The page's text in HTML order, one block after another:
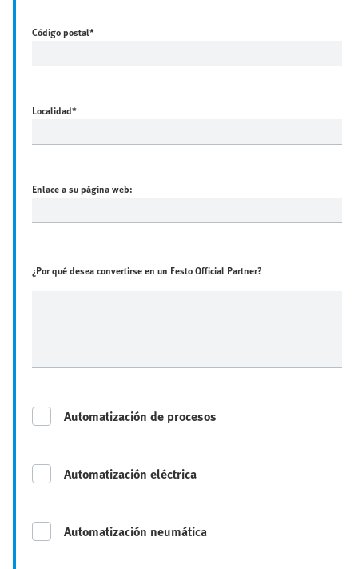
Código postal*
Localidad*
Enlace a su página web:
¿Por qué desea convertirse en un Festo Official Partner?
Automatización de procesos
Automatización eléctrica
Automatización neumática